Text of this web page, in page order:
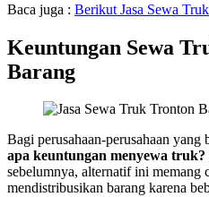
Baca juga : Berikut Jasa Sewa
Keuntungan Sewa
Barang
Bagi perusahaan-perusahaan
apa keuntungan menyewa truk?
sebelumnya, alternatif ini
mendistribusikan barang karena